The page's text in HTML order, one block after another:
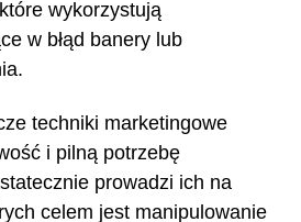
wykorzystują
w błąd banery lub
techniki marketingowe
i pilną potrzebę
prowadzi ich na
celem jest manipulowanie